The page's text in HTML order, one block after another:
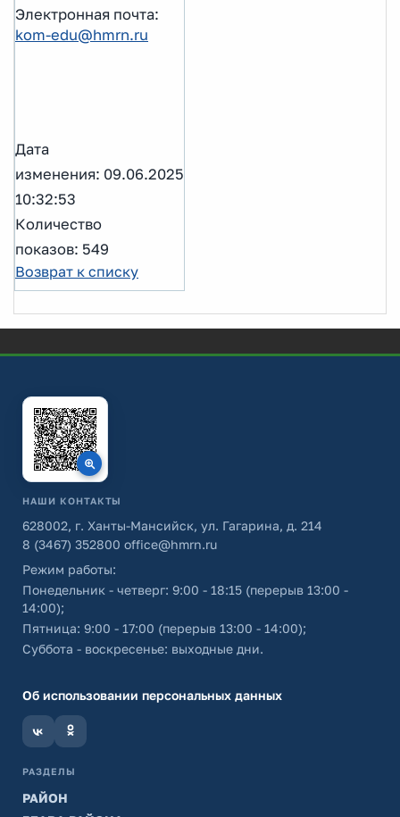
Электронная почта:
kom-edu@hmrn.ru
Дата
изменения: 09.06.2025
10:32:53
Количество
показов: 549
Возврат к списку
НАШИ КОНТАКТЫ
628002, г. Ханты-Мансийск, ул. Гагарина, д. 214
8 (3467) 352800 office@hmrn.ru
Режим работы:
Понедельник - четверг: 9:00 - 18:15 (перерыв 13:00 -
14:00);
Пятница: 9:00 - 17:00 (перерыв 13:00 - 14:00);
Суббота - воскресенье: выходные дни.
Об использовании персональных данных
РАЗДЕЛЫ
РАЙОН